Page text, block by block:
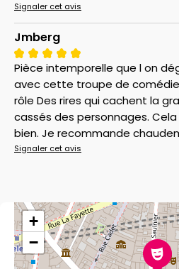
Signaler cet avis
Jmberg
Pièce intemporelle que l on
avec cette troupe de
rôle Des rires qui cachent la
cassés des personnages.
bien. Je recommande
Signaler cet avis
+
−